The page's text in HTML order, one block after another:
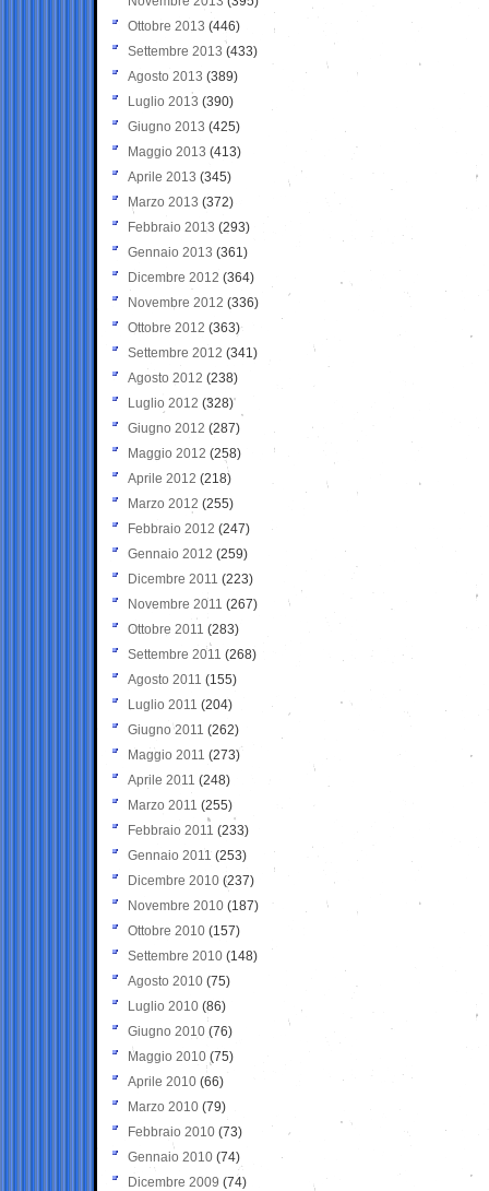
Ottobre 2013 (446)
Settembre 2013 (433)
Agosto 2013 (389)
Luglio 2013 (390)
Giugno 2013 (425)
Maggio 2013 (413)
Aprile 2013 (345)
Marzo 2013 (372)
Febbraio 2013 (293)
Gennaio 2013 (361)
Dicembre 2012 (364)
Novembre 2012 (336)
Ottobre 2012 (363)
Settembre 2012 (341)
Agosto 2012 (238)
Luglio 2012 (328)
Giugno 2012 (287)
Maggio 2012 (258)
Aprile 2012 (218)
Marzo 2012 (255)
Febbraio 2012 (247)
Gennaio 2012 (259)
Dicembre 2011 (223)
Novembre 2011 (267)
Ottobre 2011 (283)
Settembre 2011 (268)
Agosto 2011 (155)
Luglio 2011 (204)
Giugno 2011 (262)
Maggio 2011 (273)
Aprile 2011 (248)
Marzo 2011 (255)
Febbraio 2011 (233)
Gennaio 2011 (253)
Dicembre 2010 (237)
Novembre 2010 (187)
Ottobre 2010 (157)
Settembre 2010 (148)
Agosto 2010 (75)
Luglio 2010 (86)
Giugno 2010 (76)
Maggio 2010 (75)
Aprile 2010 (66)
Marzo 2010 (79)
Febbraio 2010 (73)
Gennaio 2010 (74)
Dicembre 2009 (74)